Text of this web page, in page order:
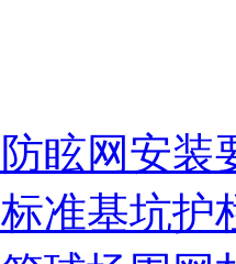
防眩网安装
标准基坑护